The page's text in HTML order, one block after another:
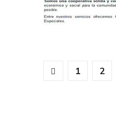
PÁGINAS WEB
1 2